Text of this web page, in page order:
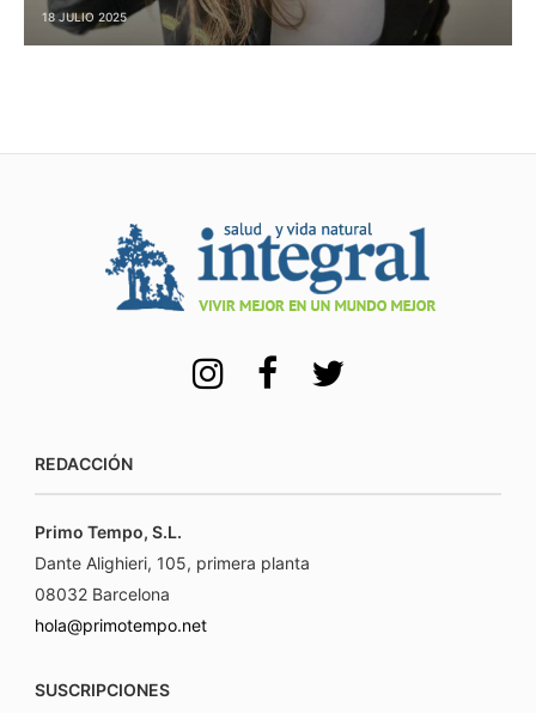
18 JULIO 2025
REDACCIÓN
Primo Tempo, S.L.
Dante Alighieri, 105, primera planta
08032 Barcelona
hola@primotempo.net
SUSCRIPCIONES